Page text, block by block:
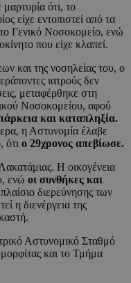
ότι, το
είχε εντοπιστεί από τα
Γενικό Νοσοκομείο, ενώ
που είχε κλαπεί.
και της νοσηλείας του, ο
ιατρούς δεν
μεταφέρθηκε στη
Νοσοκομείου, αφού
και καταπληξία.
η Αστυνομία έλαβε
ο 29χρονος απεβίωσε.
Η οικογένεια
ενώ οι συνθήκες και
διερεύνησης των
η διενέργεια της
Αστυνομικό Σταθμό
και το Τμήμα